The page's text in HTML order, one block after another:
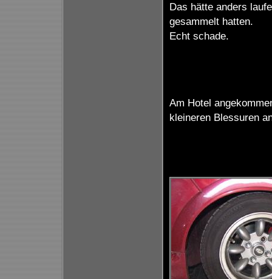
Das hätte anders
gesammelt hatten.
Echt schade.
Am Hotel
kleineren Blessuren